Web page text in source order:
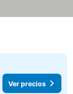
Ver precios